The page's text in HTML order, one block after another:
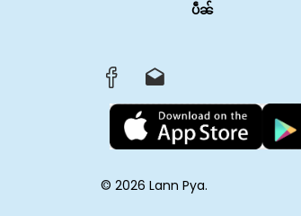
ပဵၼ်
© 2026 Lann Pya.